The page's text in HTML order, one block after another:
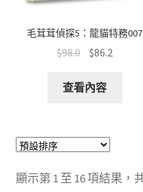
毛茸茸偵探5：龍貓特務007
$98.0 $86.2
查看內容
顯示第 1 至 16 項結果，